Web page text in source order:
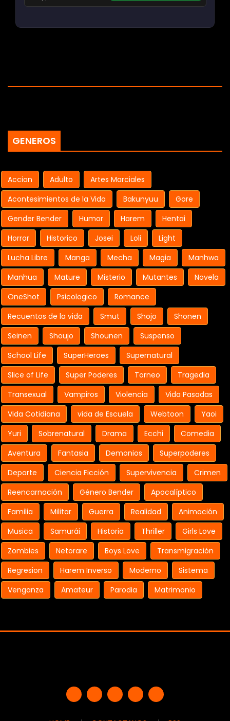
GENEROS
Accion Adulto
Artes Marciales
Acontesimientos de la Vida
Bakunyuu
Gore
Gender Bender
Humor Harem
Hentai
Horror
Historico Josei Loli
Light
Lucha Libre
Manga Mecha Magia
Manhwa
Manhua
Mature Misterio Mutantes
Novela
OneShot
Psicologico
Romance
Recuentos de la vida
Smut Shojo
Shonen
Seinen
Shoujo Shounen
Suspenso
School Life
SuperHeroes
Supernatural
Slice of Life
Super Poderes Torneo
Tragedia
Transexual
Vampiros Violencia
Vida Pasadas
Vida Cotidiana
vida de Escuela Webtoon
Yaoi
Yuri
Sobrenatural Drama Ecchi
Comedia
Aventura
Fantasia Demonios
Superpoderes
Deporte
Ciencia Ficción Supervivencia
Crimen
Reencarnación
Género Bender
Apocalíptico
Familia
Militar Guerra Realidad
Animación
Musica
Samurái Historia Thriller
Girls Love
Zombies
Netorare Boys Love
Transmigración
Regresion
Harem Inverso Moderno
Sistema
Venganza
Amateur Parodia Matrimonio